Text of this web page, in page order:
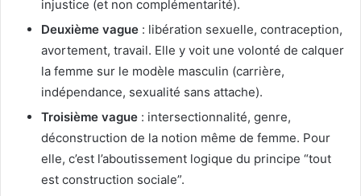
injustice (et non complémentarité).
Deuxième vague : libération sexuelle, contraception,
avortement, travail. Elle y voit une volonté de calquer
la femme sur le modèle masculin (carrière,
indépendance, sexualité sans attache).
Troisième vague : intersectionnalité, genre,
déconstruction de la notion même de femme. Pour
elle, c’est l’aboutissement logique du principe “tout
est construction sociale”.